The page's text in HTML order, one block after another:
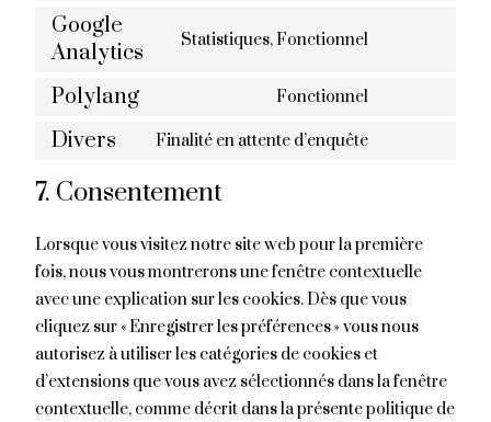
Google
Analytics
Statistiques, Fonctionnel
Polylang Fonctionnel
Divers Finalité en attente d’enquête
7. Consentement
Lorsque vous visitez notre site web pour la première
fois, nous vous montrerons une fenêtre contextuelle
avec une explication sur les cookies. Dès que vous
cliquez sur « Enregistrer les préférences » vous nous
autorisez à utiliser les catégories de cookies et
d’extensions que vous avez sélectionnés dans la fenêtre
contextuelle, comme décrit dans la présente politique de